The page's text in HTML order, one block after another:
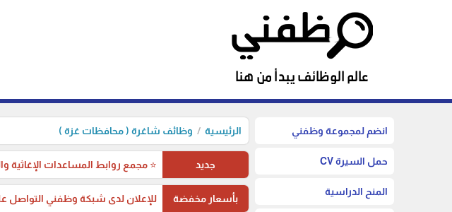
انضم لمجموعة وظفني
حمل السيرة CV
المنح الدراسية
الرئيسية وظائف شاغرة ( محافظات غزة )
جديد ⭐ مجمع روابط المساعدات الإغاثية
بأسعار مخفضة للإعلان لدى شبكة وظفني التواصل على رقم